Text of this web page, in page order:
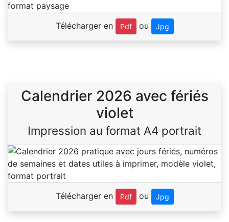
Télécharger en Pdf ou Jpg
Calendrier 2026 avec fériés
violet
Impression au format A4 portrait
Télécharger en Pdf ou Jpg